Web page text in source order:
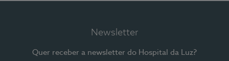
Newsletter
Quer receber a newsletter do Hospital da Luz?